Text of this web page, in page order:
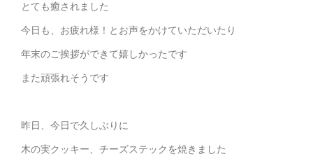
とても癒されました
今日も、お疲れ様！とお声をかけていただいたり
年末のご挨拶ができて嬉しかったです
また頑張れそうです
昨日、今日で久しぶりに
木の実クッキー、チーズステックを焼きました